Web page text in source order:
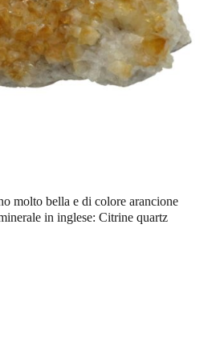
molto bella e di colore arancione
in inglese: Citrine quartz